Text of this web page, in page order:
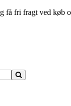
få fri fragt ved køb